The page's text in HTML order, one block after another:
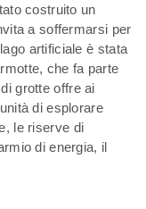
costruito un
a soffermarsi per
artificiale è stata
che fa parte
grotte offre ai
di esplorare
le riserve di
di energia, il